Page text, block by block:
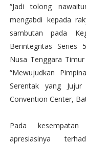
“Jadi tolong
mengabdi kepada
sambutan pada
Berintegritas Series
Nusa Tenggara
“Mewujudkan
Serentak yang
Convention Center,
Pada kesempatan
apresiasinya